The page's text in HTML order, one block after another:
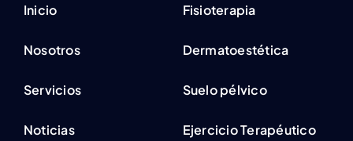
Inicio
Nosotros
Servicios
Noticias
Fisioterapia
Dermatoestética
Suelo pélvico
Ejercicio Terapéutico